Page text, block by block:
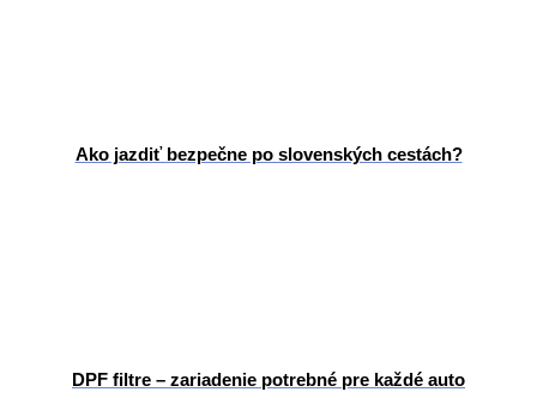
Ako jazdiť bezpečne po slovenských cestách?
DPF filtre – zariadenie potrebné pre každé auto